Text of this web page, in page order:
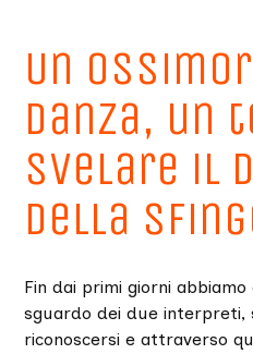
Un
danza, un
svelare il
della
Fin dai primi giorni
sguardo dei due
riconoscersi e attraverso